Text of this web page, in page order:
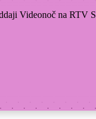
Videonoč na RTV